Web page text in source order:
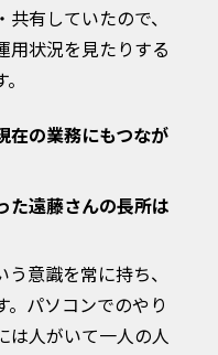
有していたので、
用状況を見たりする
在の業務にもつなが
た遠藤さんの長所は
意識を常に持ち、
。パソコンでのやり
は人がいて一人の人